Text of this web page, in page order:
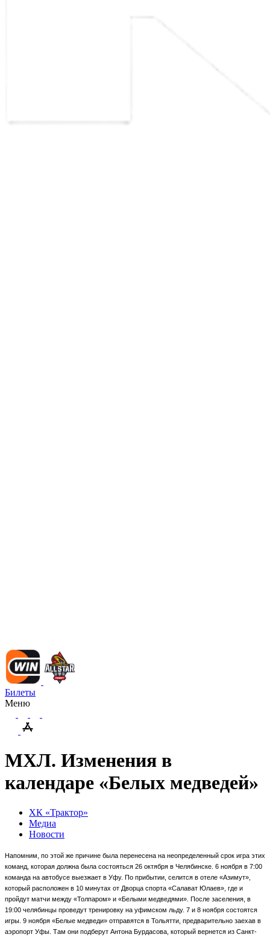
Билеты
Меню
МХЛ. Изменения в
календаре «Белых медведей»
ХК «Трактор»
Медиа
Новости
Напомним, по этой же причине была перенесена на неопределенный срок игра этих
команд, которая должна была состояться 26 октября в Челябинске. 6 ноября в 7:00
команда на автобусе выезжает в Уфу. По прибытии, селится в отеле «Азимут»,
который расположен в 10 минутах от Дворца спорта «Салават Юлаев», где и
пройдут матчи между «Толпаром» и «Белыми медведями». После заселения, в
19:00 челябинцы проведут тренировку на уфимском льду. 7 и 8 ноября состоятся
игры. 9 ноября «Белые медведи» отправятся в Тольятти, предварительно заехав в
аэропорт Уфы. Там они подберут Антона Бурдасова, который вернется из Санкт-